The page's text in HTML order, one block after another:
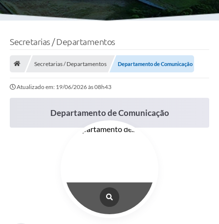
Secretarias / Departamentos
Secretarias / Departamentos Departamento de Comunicação
Atualizado em: 19/06/2026 às 08h43
Departamento de Comunicação